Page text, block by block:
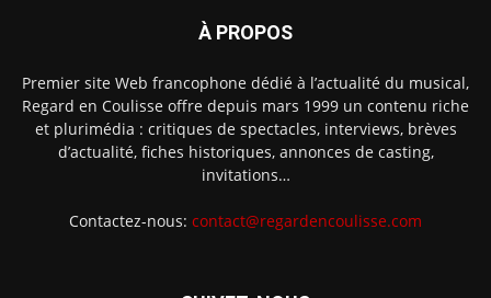
À PROPOS
Premier site Web francophone dédié à l’actualité du musical,
Regard en Coulisse offre depuis mars 1999 un contenu riche
et plurimédia : critiques de spectacles, interviews, brèves
d’actualité, fiches historiques, annonces de casting,
invitations…
Contactez-nous: contact@regardencoulisse.com